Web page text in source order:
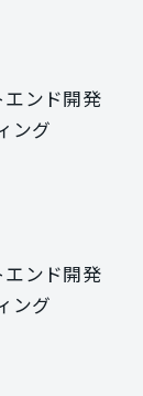
エンド開発
ンド開発
ング
グ
エンド開発
ンド開発
ング
グ